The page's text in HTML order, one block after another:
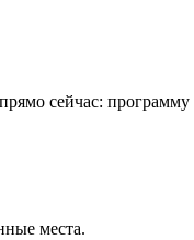
сейчас:
места.